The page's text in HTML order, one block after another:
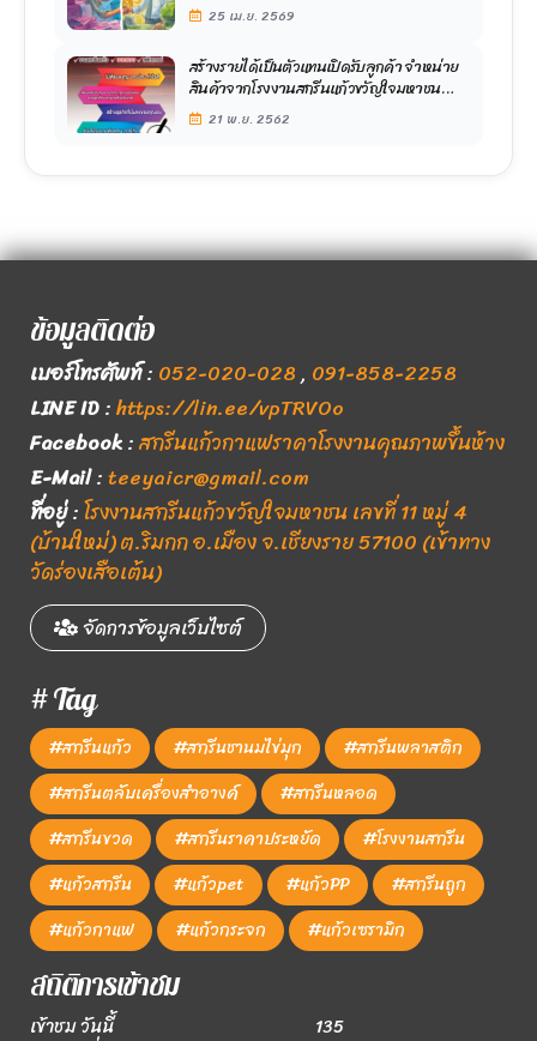
25 เม.ย. 2569
สร้างรายได้เป็นตัวแทนเปิดรับลูกค้า จำหน่าย
สินค้าจากโรงงานสกรีนแก้วขวัญใจมหาชน
โดยตรง ประจำจังหวัดละ 1 ท่าน
21 พ.ย. 2562
ข้อมูลติดต่อ
เบอร์โทรศัพท์: 052-020-028, 091-858-2258
LINE ID:https://lin.ee/vpTRVOo
Facebook:สกรีนแก้วกาแฟราคาโรงงานคุณภาพขึ้นห้าง
E-Mail:teeyaicr@gmail.com
ที่อยู่:โรงงานสกรีนแก้วขวัญใจมหาชน เลขที่ 11 หมู่ 4
(บ้านใหม่) ต.ริมกก อ.เมือง จ.เชียงราย 57100 (เข้าทาง
วัดร่องเสือเต้น)
จัดการข้อมูลเว็บไซต์
# Tag
#สกรีนแก้ว #สกรีนชานมไข่มุก
#สกรีนพลาสติก
#สกรีนตลับเครื่องสำอางค์
#สกรีนหลอด
#สกรีนขวด
#สกรีนราคาประหยัด
#โรงงานสกรีน
#แก้วสกรีน
#แก้วpet #แก้วPP
#สกรีนถูก
#แก้วกาแฟ
#แก้วกระจก #แก้วเซรามิก
สถิติการเข้าชม
เข้าชม วันนี้
135